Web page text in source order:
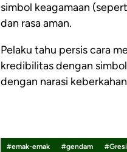
simbol keagamaan
dan rasa aman.
Pelaku tahu persis cara
kredibilitas dengan
dengan narasi
#emak-emak #gendam